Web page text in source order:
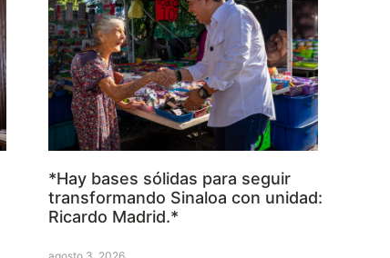
*Hay bases sólidas para seguir
transformando Sinaloa con unidad:
Ricardo Madrid.*